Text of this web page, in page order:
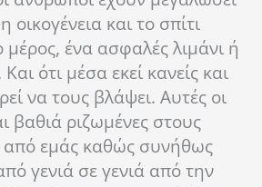
οικογένεια και το σπίτι
μέρος, ένα ασφαλές λιμάνι ή
ότι μέσα εκεί κανείς και
να τους βλάψει. Αυτές οι
βαθιά ριζωμένες στους
από εμάς καθώς συνήθως
γενιά σε γενιά από την